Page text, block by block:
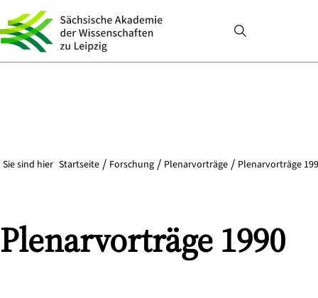
Sie sind hier Startseite Forschung Plenarvorträge Plenarvorträge
Plenarvorträge 1990